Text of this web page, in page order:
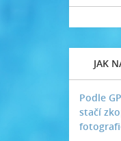
JAK
Podle
stačí